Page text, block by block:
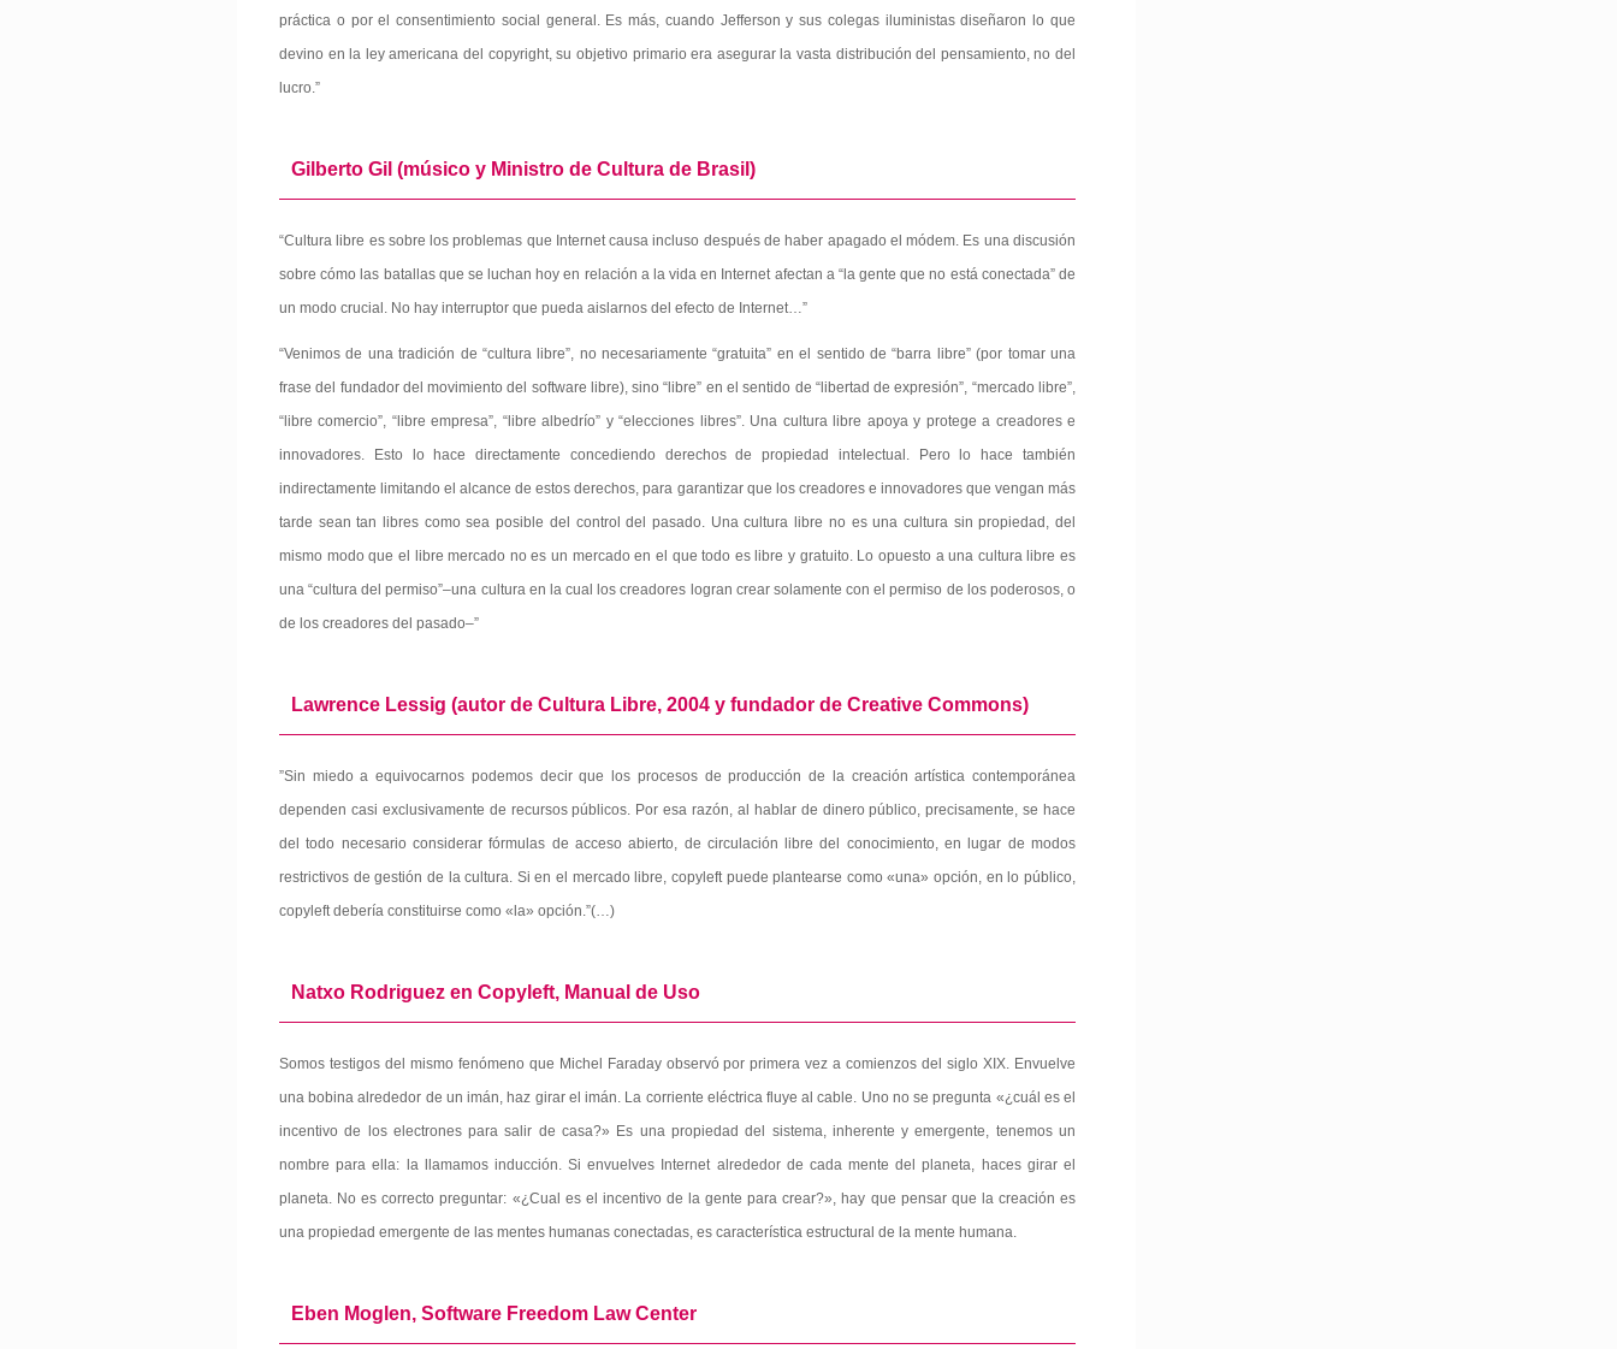
práctica o por el consentimiento social general. Es más, cuando Jefferson y sus colegas iluministas diseñaron lo que
devino en la ley americana del copyright, su objetivo primario era asegurar la vasta distribución del pensamiento, no del
lucro.”
Gilberto Gil (músico y Ministro de Cultura de Brasil)
“Cultura libre es sobre los problemas que Internet causa incluso después de haber apagado el módem. Es una discusión
sobre cómo las batallas que se luchan hoy en relación a la vida en Internet afectan a “la gente que no está conectada” de
un modo crucial. No hay interruptor que pueda aislarnos del efecto de Internet…”
“Venimos de una tradición de “cultura libre”, no necesariamente “gratuita” en el sentido de “barra libre” (por tomar una
frase del fundador del movimiento del software libre), sino “libre” en el sentido de “libertad de expresión”, “mercado libre”,
“libre comercio”, “libre empresa”, “libre albedrío” y “elecciones libres”. Una cultura libre apoya y protege a creadores e
innovadores. Esto lo hace directamente concediendo derechos de propiedad intelectual. Pero lo hace también
indirectamente limitando el alcance de estos derechos, para garantizar que los creadores e innovadores que vengan más
tarde sean tan libres como sea posible del control del pasado. Una cultura libre no es una cultura sin propiedad, del
mismo modo que el libre mercado no es un mercado en el que todo es libre y gratuito. Lo opuesto a una cultura libre es
una “cultura del permiso”–una cultura en la cual los creadores logran crear solamente con el permiso de los poderosos, o
de los creadores del pasado–”
Lawrence Lessig (autor de Cultura Libre, 2004 y fundador de Creative Commons)
”Sin miedo a equivocarnos podemos decir que los procesos de producción de la creación artística contemporánea
dependen casi exclusivamente de recursos públicos. Por esa razón, al hablar de dinero público, precisamente, se hace
del todo necesario considerar fórmulas de acceso abierto, de circulación libre del conocimiento, en lugar de modos
restrictivos de gestión de la cultura. Si en el mercado libre, copyleft puede plantearse como «una» opción, en lo público,
copyleft debería constituirse como «la» opción.”(…)
Natxo Rodriguez en Copyleft, Manual de Uso
Somos testigos del mismo fenómeno que Michel Faraday observó por primera vez a comienzos del siglo XIX. Envuelve
una bobina alrededor de un imán, haz girar el imán. La corriente eléctrica fluye al cable. Uno no se pregunta «¿cuál es el
incentivo de los electrones para salir de casa?» Es una propiedad del sistema, inherente y emergente, tenemos un
nombre para ella: la llamamos inducción. Si envuelves Internet alrededor de cada mente del planeta, haces girar el
planeta. No es correcto preguntar: «¿Cual es el incentivo de la gente para crear?», hay que pensar que la creación es
una propiedad emergente de las mentes humanas conectadas, es característica estructural de la mente humana.
Eben Moglen, Software Freedom Law Center